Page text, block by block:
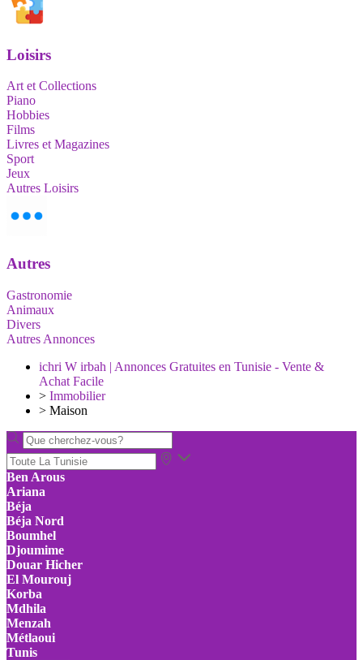
Loisirs
Art et Collections
Piano
Hobbies
Films
Livres et Magazines
Sport
Jeux
Autres Loisirs
Autres
Gastronomie
Animaux
Divers
Autres Annonces
ichri W irbah | Annonces Gratuites en Tunisie - Vente &
Achat Facile
> Immobilier
> Maison
Ben Arous
Ariana
Béja
Béja Nord
Boumhel
Djoumime
Douar Hicher
El Mourouj
Korba
Mdhila
Menzah
Métlaoui
Tunis